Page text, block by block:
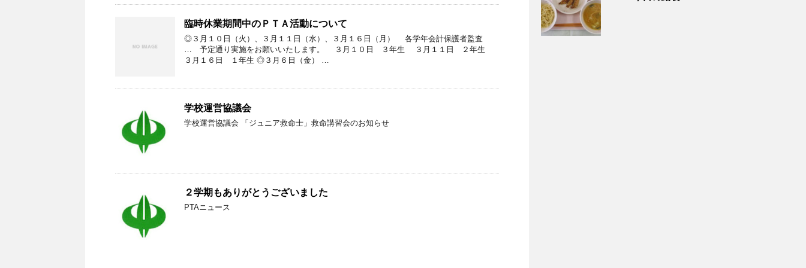
臨時休業期間中のＰＴＡ活動について
◎３月１０日（火）、３月１１日（水）、３月１６日（月） 各学年会計保護者監査
… 予定通り実施をお願いいたします。 ３月１０日 ３年生 ３月１１日 ２年生
３月１６日 １年生 ◎３月６日（金） …
学校運営協議会
学校運営協議会 「ジュニア救命士」救命講習会のお知らせ
２学期もありがとうございました
PTAニュース